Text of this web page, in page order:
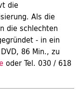
die
Als die
die schlechten
- in ein
86 Min., zu
oder Tel. 030 / 618